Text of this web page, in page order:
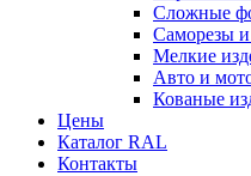
Сложные
Саморезы и
Мелкие
Авто и
Кованые
Цены
Каталог RAL
Контакты